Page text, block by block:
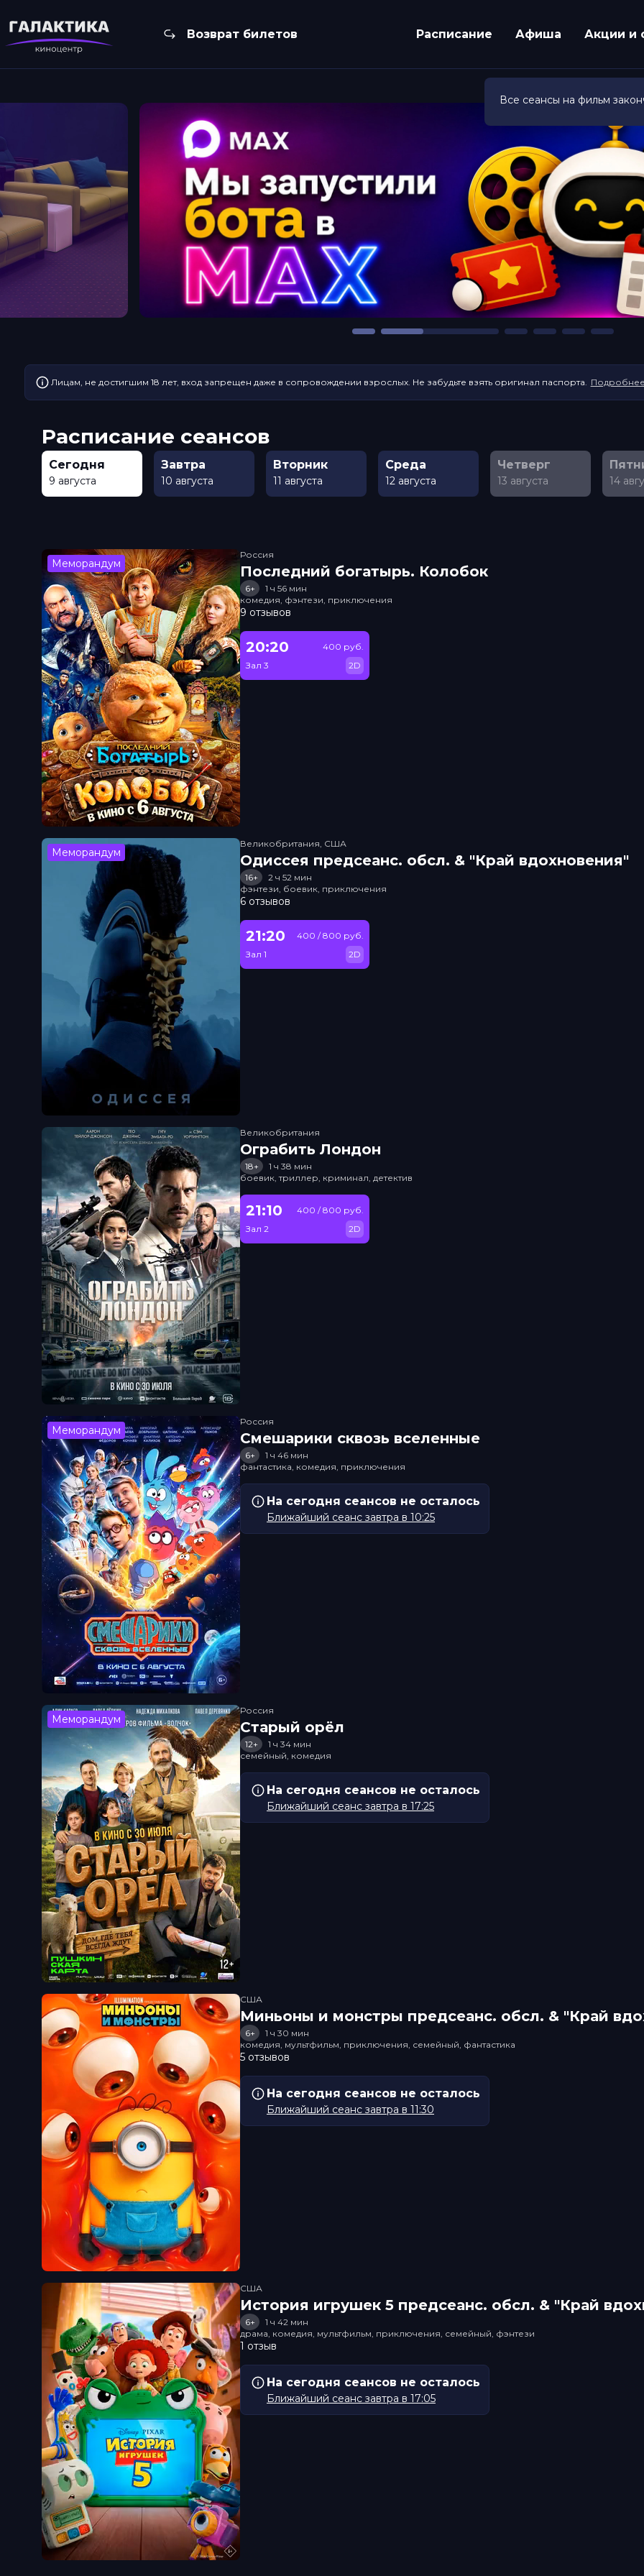
Возврат билетов Расписание Афиша Акции и
Лицам, не достигшим 18 лет, вход запрещен даже в сопровождении взрослых. Не забудьте взять оригинал паспорта. Подробнее
Расписание сеансов
Сегодня
9 августа
Завтра
10 августа
Вторник
11 августа
Среда
12 августа
Четверг
13 августа 14
Меморандум
Россия
Последний богатырь. Колобок
6+
1 ч 56 мин
комедия, фэнтези, приключения
9 отзывов
20:20
Зал 3
400 руб.
2D
Меморандум
Великобритания, США
Одиссея прeдсeанc. обсл. & "Край вдохновения"
16+
2 ч 52 мин
фэнтези, боевик, приключения
6 отзывов
21:20
Зал 1
400 / 800 руб.
2D
Великобритания
Ограбить Лондон
18+
1 ч 38 мин
боевик, триллер, криминал, детектив
21:10
Зал 2
400 / 800 руб.
2D
Меморандум
Россия
Смешарики сквозь вселенные
6+
1 ч 46 мин
фантастика, комедия, приключения
На сегодня сеансов не осталось
Ближайший сеанс завтра в 10:25
Меморандум
Россия
Старый орёл
12+
1 ч 34 мин
семейный, комедия
На сегодня сеансов не осталось
Ближайший сеанс завтра в 17:25
США
Миньоны и монстры прeдсeанc. обсл. & "Край
6+
1 ч 30 мин
комедия, мультфильм, приключения, семейный, фантастика
5 отзывов
На сегодня сеансов не осталось
Ближайший сеанс завтра в 11:30
США
История игрушек 5 прeдсeанc. обсл. & "Край
6+
1 ч 42 мин
драма, комедия, мультфильм, приключения, семейный, фэнтези
1 отзыв
На сегодня сеансов не осталось
Ближайший сеанс завтра в 17:05
Все сеансы на фильм